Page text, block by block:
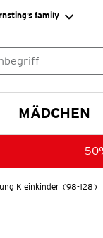
family
MÄDCHEN
Kleinkinder (98-128)